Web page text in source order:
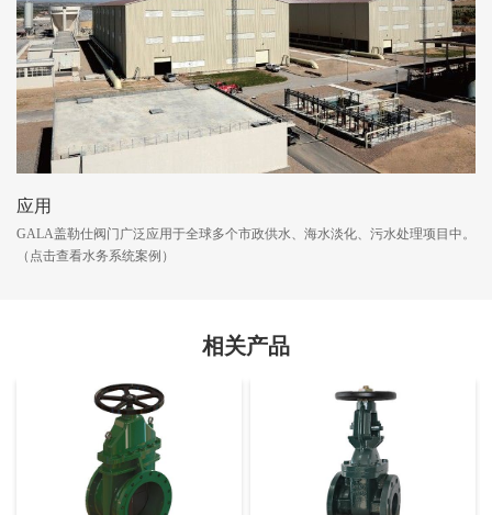
应用
GALA盖勒仕阀门广泛应用于全球多个市政供水、海水淡化、污水处理项目中。
（点击查看水务系统案例）
相关产品